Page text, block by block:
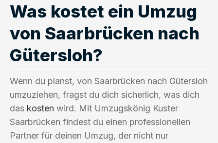
Was kostet ein Umzug
von Saarbrücken nach
Gütersloh?
Wenn du planst, von Saarbrücken nach Gütersloh
umzuziehen, fragst du dich sicherlich, was dich
das kosten wird. Mit Umzugskönig Kuster
Saarbrücken findest du einen professionellen
Partner für deinen Umzug, der nicht nur